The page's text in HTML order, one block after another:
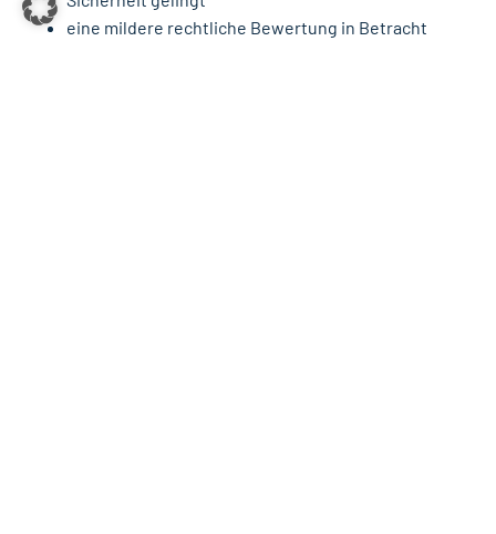
eine mildere rechtliche Bewertung in Betracht